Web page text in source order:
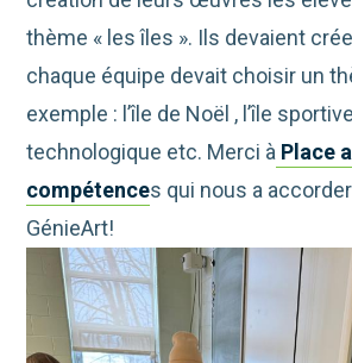
thème « les îles ». Ils devaient
chaque équipe devait choisir un
exemple : l’île de Noël , l’île
technologique etc. Merci à Place
compétences qui nous a
GénieArt!